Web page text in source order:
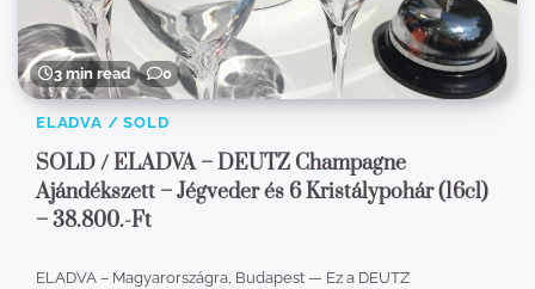
3 min read 0
ELADVA / SOLD
SOLD / ELADVA – DEUTZ Champagne
Ajándékszett – Jégveder és 6 Kristálypohár (16cl)
– 38.800.-Ft
ELADVA – Magyarországra, Budapest — Ez a DEUTZ